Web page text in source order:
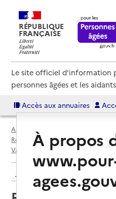
RÉPUBLIQUE
FRANÇAISE
Le site officiel d'information
personnes âgées et les aidants
Accès aux annuaires
Accueil
Résidences autonomie par
Val-Revermont
Résidence
Retour aux résultats de
À propos